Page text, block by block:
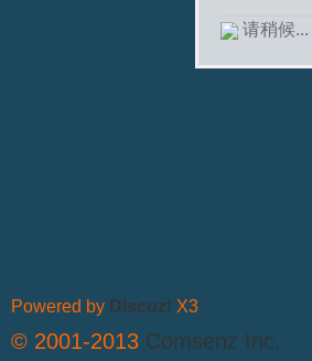
请稍候...
Powered by Discuz! X3
© 2001-2013 Comsenz Inc.